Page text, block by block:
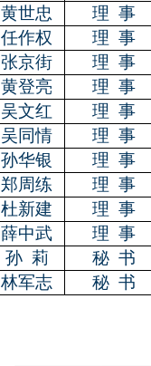
黄世忠
理 事
任作权
理 事
张京街
理 事
黄登亮
理 事
吴文红
理 事
吴同情
理 事
孙华银
理 事
郑周练
理 事
杜新建
理 事
薛中武
理 事
孙 莉 秘 书
林军志
秘 书